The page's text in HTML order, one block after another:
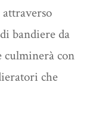
bandiere da
culminerà con
che